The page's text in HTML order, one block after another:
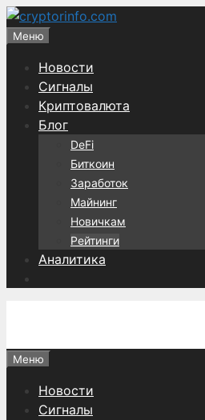
Перейти
Меню
Новости
Сигналы
Криптовалюта
Блог
DeFi
Биткоин
Заработок
Майнинг
Новичкам
Рейтинги
Аналитика
Меню
Новости
Сигналы